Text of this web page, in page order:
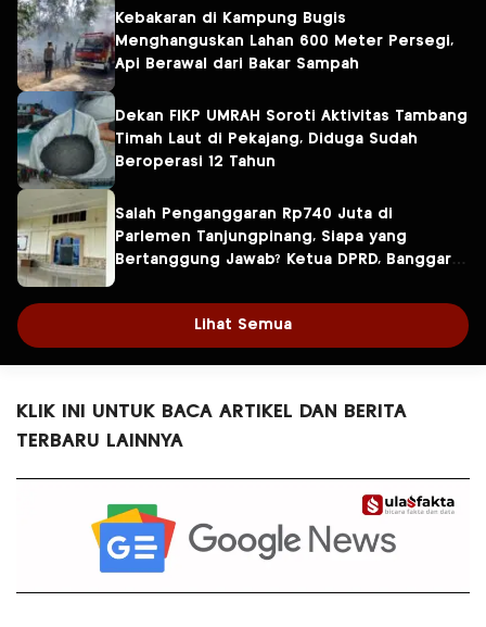
Kebakaran di Kampung Bugis
Menghanguskan Lahan 600 Meter Persegi,
Api Berawal dari Bakar Sampah
Dekan FIKP UMRAH Soroti Aktivitas Tambang
Timah Laut di Pekajang, Diduga Sudah
Beroperasi 12 Tahun
Salah Penganggaran Rp740 Juta di
Parlemen Tanjungpinang, Siapa yang
Bertanggung Jawab? Ketua DPRD, Banggar
Lihat Semua
KLIK INI UNTUK BACA ARTIKEL DAN BERITA
TERBARU LAINNYA